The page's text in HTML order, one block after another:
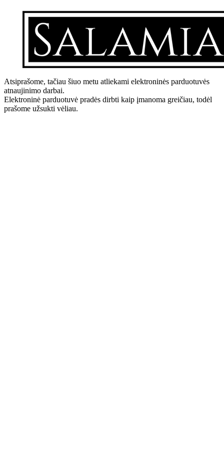
Atsiprašome, tačiau šiuo metu atliekami elektroninės parduotuvės
atnaujinimo darbai.
Elektroninė parduotuvė pradės dirbti kaip įmanoma greičiau, todėl
prašome užsukti vėliau.